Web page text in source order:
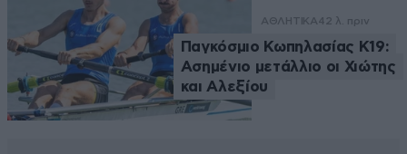
ΑΘΛΗΤΙΚΑ42 λ. πριν
Παγκόσμιο Κωπηλασίας Κ19:
Ασημένιο μετάλλιο οι Χιώτης
και Αλεξίου